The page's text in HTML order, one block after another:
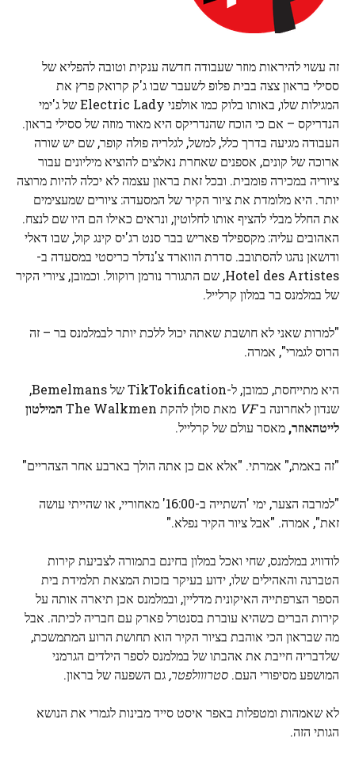
זה עשוי להיראות מוזר שעבודה חדשה ענקית וטובה להפליא של
ססילי בראון צצה בבית פלופ לשעבר שבו ג'ק קרואק פרץ את
המגילות שלו, באותו בלוק כמו אולפני Electric Lady של ג'ימי
הנדריקס – אם כי הוכח שהנדריקס היא מאוד מוזה של ססילי בראון.
העבודה מגיעה בדרך כלל, למשל, לגלריה פולה קופר, שם יש שורה
ארוכה של קונים, אספנים שאחרת נאלצים להוציא מיליונים עבור
ציוריה במכירה פומבית. ובכל זאת בראון עצמה לא יכלה להיות מרוצה
יותר. היא מלומדת את ציור הקיר של המסעדה: ציורים שמעצימים
את החלל מבלי להציף אותו לחלוטין, ונראים כאילו הם היו שם לנצח.
האהובים עליה: מקספילד פאריש בבר סנט רג'יס קינג קול, שבו דאלי
ודושאן נהגו להסתובב. סדרת הווארד צ'נדלר כריסטי במסעדה ב-
Hotel des Artistes, שם התגורר נורמן רוקוול. וכמובן, ציורי הקיר
של במלמנס בר במלון קרלייל.
"למרות שאני לא חושבת שאתה יכול ללכת יותר לבמלמנס בר – זה
הרוס לגמרי", אמרה.
היא מתייחסת, כמובן, ל-TikTokification של Bemelmans,
שנדון לאחרונה בVF מאת סולן להקת The Walkmen
המילטון
לייטהאוזר, מאסר עולם של קרלייל.
"זה באמת," אמרתי. "אלא אם כן אתה הולך בארבע אחר הצהריים"
"למרבה הצער, ימי 'השתייה ב-16:00' מאחוריי, או שהייתי עושה
זאת", אמרה. "אבל ציור הקיר נפלא."
לודוויג במלמנס, שחי ואכל במלון בחינם בתמורה לצביעת קירות
הטברנה והאהילים שלו, ידוע בעיקר בזכות המצאת תלמידת בית
הספר הצרפתייה האיקונית מדליין, ובמלמנס אכן תיארה אותה על
קירות הברים כשהיא עוברת בסנטרל פארק עם חבריה לכיתה. אבל
מה שבראון הכי אוהבת בציור הקיר הוא תחושת הרוע המתמשכת,
שלדבריה חייבת את אהבתו של במלמנס לספר הילדים הגרמני
המושפע מסיפורי העם. סטרווולפטר, גם השפעה של בראון.
לא שאמהות ומטפלות באפר איסט סייד מבינות לגמרי את הנושא
הגותי הזה.